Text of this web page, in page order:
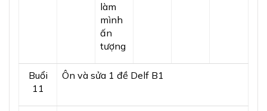
làm
mình
ấn
tượng
Buổi
11
Ôn và sửa 1 đề Delf B1